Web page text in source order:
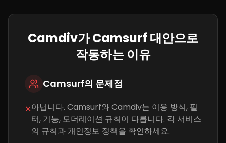
Camdiv가 Camsurf 대안으로
작동하는 이유
Camsurf의 문제점
✕아닙니다. Camsurf와 Camdiv는 이용 방식, 필
터, 기능, 모더레이션 규칙이 다릅니다. 각 서비스
의 규칙과 개인정보 정책을 확인하세요.